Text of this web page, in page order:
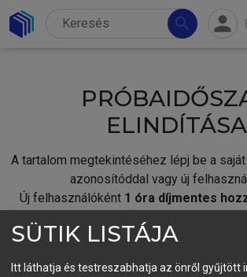
search person
ELINDÍTÁSA
A tartalom megtekintéséhez lépj be a
azonosítóddal vagy új
Új felhasználóként 1 óra díjmentes
fiókoddal,vagy hozz létre új
SÜTIK LISTÁJA
Itt láthatja és testreszabhatja az önről gyűjtött